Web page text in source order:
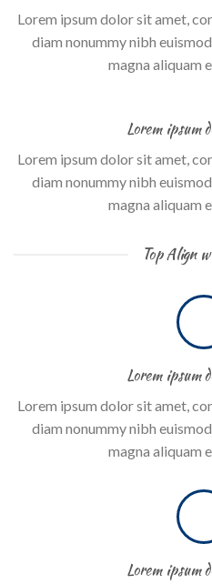
Lorem ipsum dolor sit amet,
diam nonummy nibh
magna aliquam
Lorem ipsum
Lorem ipsum dolor sit amet,
diam nonummy nibh
magna aliquam
Top Align
Lorem ipsum
Lorem ipsum dolor sit amet,
diam nonummy nibh
magna aliquam
Lorem ipsum